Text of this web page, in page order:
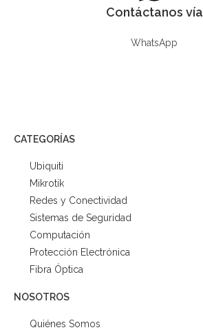
Contáctanos vía
WhatsApp
CATEGORÍAS
Ubiquiti
Mikrotik
Redes y Conectividad
Sistemas de Seguridad
Computación
Protección Electrónica
Fibra Óptica
NOSOTROS
Quiénes Somos